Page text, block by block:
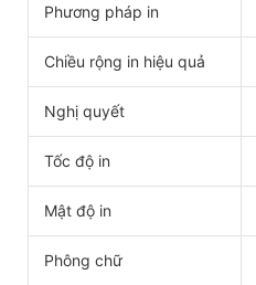
Phương pháp in
Chiều rộng in hiệu quả
Nghị quyết
Tốc độ in
Mật độ in
Phông chữ